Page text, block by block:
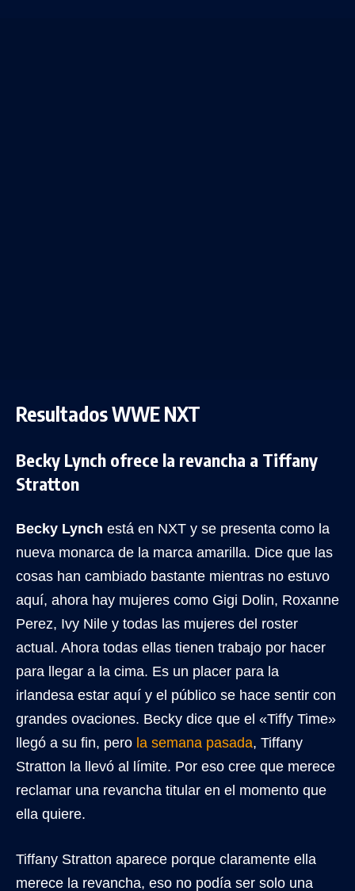
Resultados WWE NXT
Becky Lynch ofrece la revancha a Tiffany
Stratton
Becky Lynch está en NXT y se presenta como la
nueva monarca de la marca amarilla. Dice que las
cosas han cambiado bastante mientras no estuvo
aquí, ahora hay mujeres como Gigi Dolin, Roxanne
Perez, Ivy Nile y todas las mujeres del roster
actual. Ahora todas ellas tienen trabajo por hacer
para llegar a la cima. Es un placer para la
irlandesa estar aquí y el público se hace sentir con
grandes ovaciones. Becky dice que el «Tiffy Time»
llegó a su fin, pero la semana pasada, Tiffany
Stratton la llevó al límite. Por eso cree que merece
reclamar una revancha titular en el momento que
ella quiere.
Tiffany Stratton aparece porque claramente ella
merece la revancha, eso no podía ser solo una